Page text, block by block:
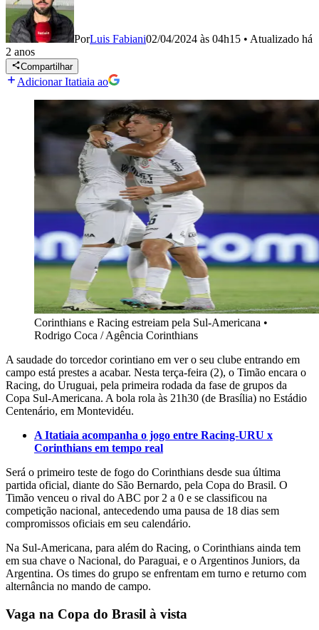
PorLuis Fabiani02/04/2024 às 04h15 • Atualizado há
2 anos
Compartilhar
Adicionar Itatiaia ao
Corinthians e Racing estreiam pela Sul-Americana •
Rodrigo Coca / Agência Corinthians
A saudade do torcedor corintiano em ver o seu clube entrando em
campo está prestes a acabar. Nesta terça-feira (2), o Timão encara o
Racing, do Uruguai, pela primeira rodada da fase de grupos da
Copa Sul-Americana. A bola rola às 21h30 (de Brasília) no Estádio
Centenário, em Montevidéu.
A Itatiaia acompanha o jogo entre Racing-URU x
Corinthians em tempo real
Será o primeiro teste de fogo do Corinthians desde sua última
partida oficial, diante do São Bernardo, pela Copa do Brasil. O
Timão venceu o rival do ABC por 2 a 0 e se classificou na
competição nacional, antecedendo uma pausa de 18 dias sem
compromissos oficiais em seu calendário.
Na Sul-Americana, para além do Racing, o Corinthians ainda tem
em sua chave o Nacional, do Paraguai, e o Argentinos Juniors, da
Argentina. Os times do grupo se enfrentam em turno e returno com
alternância no mando de campo.
Vaga na Copa do Brasil à vista